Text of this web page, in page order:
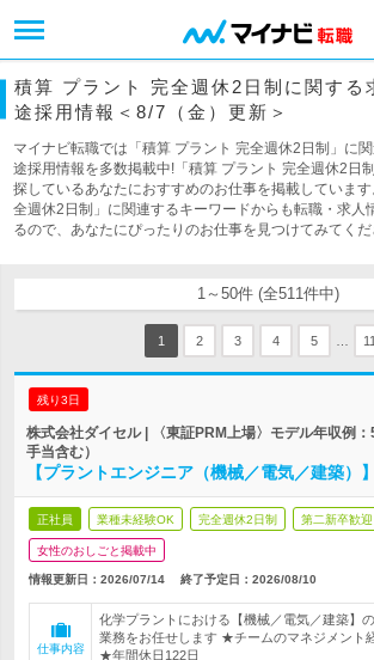
積算 プラント 完全週休2日制に関する
途採用情報＜8/7（金）更新＞
マイナビ転職では「積算 プラント 完全週休2日制」に
途採用情報を多数掲載中!「積算 プラント 完全週休2日
探しているあなたにおすすめのお仕事を掲載していま
全週休2日制」に関連するキーワードからも転職・求人
るので、あなたにぴったりのお仕事を見つけてみてく
1～50件 (全511件中)
1 2 3 4 5 11
残り3日
株式会社ダイセル | 〈東証PRM上場〉モデル年収例
手当含む）
【プラントエンジニア（機械／電気／建築）
正社員 業種未経験OK 完全週休2日制 第二新卒歓迎
女性のおしごと掲載中
情報更新日：2026/07/14 終了予定日： 2026/08/10
仕事内容
化学プラントにおける【機械／電気／建築】
業務をお任せします ★チームのマネジメント
★年間休日122日